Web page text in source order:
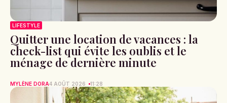
LIFESTYLE
Quitter une location de vacances : la
check-list qui évite les oublis et le
ménage de dernière minute
MYLÈNE DORA4 AOÛT 2026 11:28